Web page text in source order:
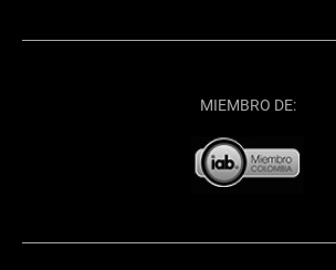
MIEMBRO DE: